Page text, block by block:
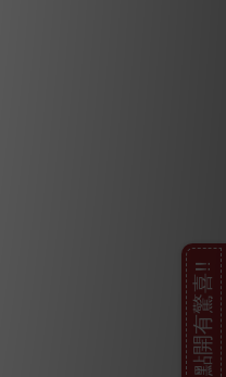
點開有驚喜!!